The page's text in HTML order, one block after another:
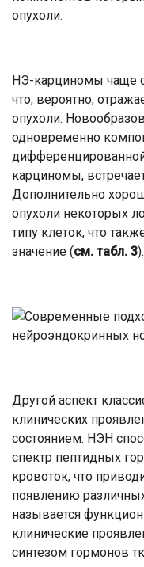
опухоли.
НЭ-карциномы чаще
что, вероятно,
опухоли.
одновременно
карциномы,
Дополнительно
опухоли некоторых
типу клеток, что
значение (см. табл. 3).
Другой аспект
клинических
состоянием. НЭН
спектр пептидных
кровоток, что
появлению
называется
клинические
синтезом гормонов